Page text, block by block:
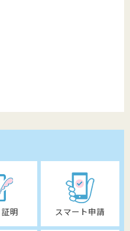
明 スマート申請